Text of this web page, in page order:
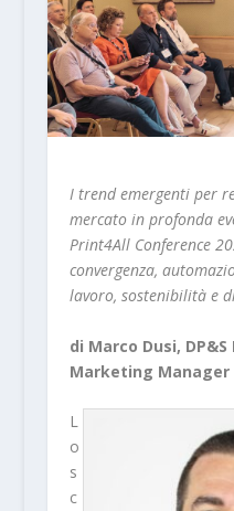
I trend emergenti per
mercato in profonda
Print4All Conference
convergenza,
lavoro, sostenibilità e
di Marco Dusi,
Marketing Manager
L
o
s
c